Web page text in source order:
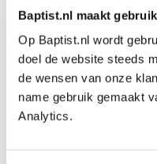
Baptist.nl maakt
Op Baptist.nl wordt
doel de website steeds
de wensen van onze
name gebruik gemaakt
Analytics.
€ 18,25
€ 15,08
Op
Beoordelingen